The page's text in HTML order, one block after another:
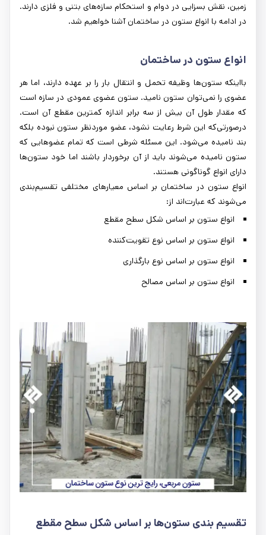
زمین، نقش بسزایی در دوام و استحکام سازه‌های بتنی و فلزی دارند.
در ادامه با انواع ستون در ساختمان آشنا خواهیم شد.
انواع ستون در ساختمان
بااینکه ستون‌ها وظیفه تحمل و انتقال بار را بر عهده دارند، اما هر
عضوی را نمی‌توان ستون نامید. ستون عضوی عمودی در سازه است
که مقدار طول آن بیش از سه برابر اندازه کمترین مقطع آن است.
درصورتی‌که این شرط رعایت نشود، عضو موردنظر ستون نبوده بلکه
بند نامیده می‌شود. این مسئله شرطی است که تمام عضوهایی که
ستون نامیده می‌شوند باید از آن برخوردار باشند اما خود ستون‌ها
دارای انواع گوناگونی هستند.
انواع ستون در ساختمان بر اساس معیارهای مختلفی تقسیم‌بندی
می‌شوند که عبارت‌اند از:
انواع ستون بر اساس شکل سطح مقطع
انواع ستون بر اساس نوع تقویت‌کننده
انواع ستون بر اساس نوع بارگذاری
انواع ستون بر اساس مصالح
تقسیم بندی ستون‌ها بر اساس شکل سطح مقطع